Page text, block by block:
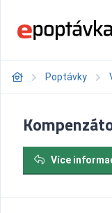
Poptávky
Více